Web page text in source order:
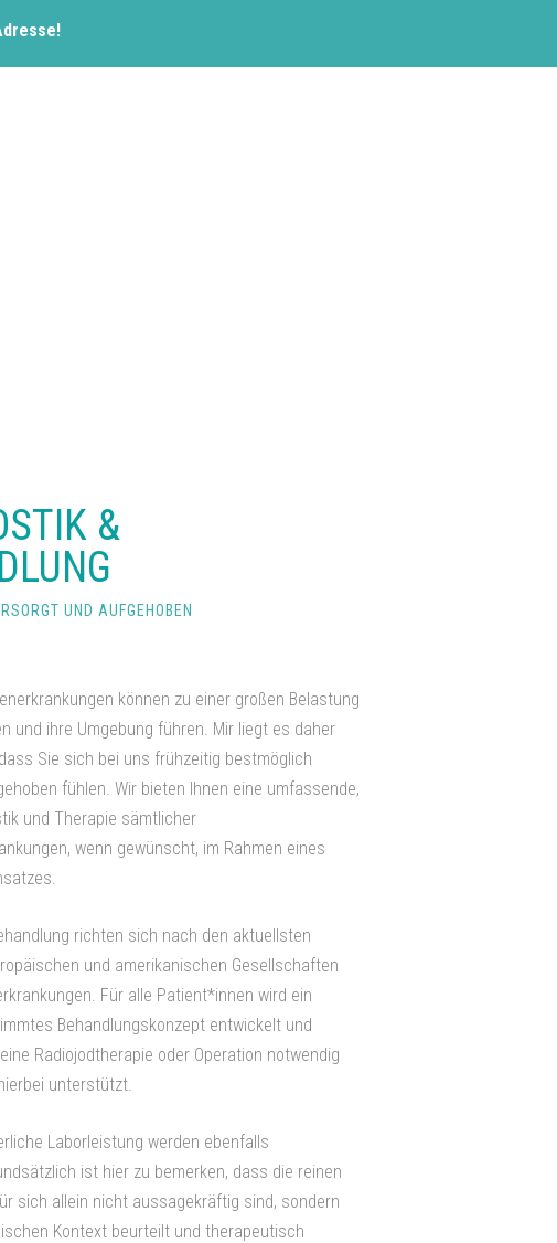
&
UND AUFGEHOBEN
können zu einer großen Belastung
und ihre Umgebung führen. Mir liegt es daher
Sie sich bei uns frühzeitig bestmöglich
fühlen. Wir bieten Ihnen eine umfassende,
und Therapie sämtlicher
wenn gewünscht, im Rahmen eines
richten sich nach den aktuellsten
und amerikanischen Gesellschaften
Für alle Patient*innen wird ein
Behandlungskonzept entwickelt und
Radiojodtherapie oder Operation notwendig
unterstützt.
Laborleistung werden ebenfalls
ist hier zu bemerken, dass die reinen
sich allein nicht aussagekräftig sind, sondern
Kontext beurteilt und therapeutisch